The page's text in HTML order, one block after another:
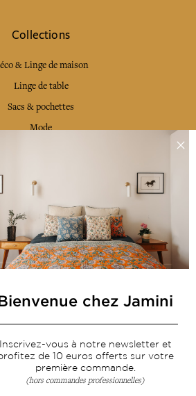
Collections
& Linge de maison
Linge de table
Sacs & pochettes
Mode
Livraison & retour
CGV
Devenir revendeur
Notre communauté
raconté avec poésie et élégance
Inscrivez vous à notre newsletter
Bienvenue chez Jamini
Inscrivez-vous à notre newsletter et
de 10 euros offerts sur votre
première commande.
(hors commandes professionnelles)